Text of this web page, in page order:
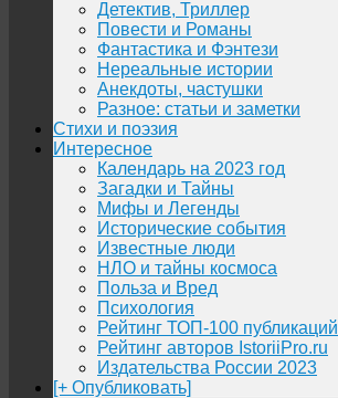
Детектив, Триллер
Повести и Романы
Фантастика и Фэнтези
Нереальные истории
Анекдоты, частушки
Разное: статьи и заметки
Стихи и поэзия
Интересное
Календарь на 2023 год
Загадки и Тайны
Мифы и Легенды
Исторические события
Известные люди
НЛО и тайны космоса
Польза и Вред
Психология
Рейтинг ТОП-100 публикаций
Рейтинг авторов IstoriiPro.ru
Издательства России 2023
[+ Опубликовать]